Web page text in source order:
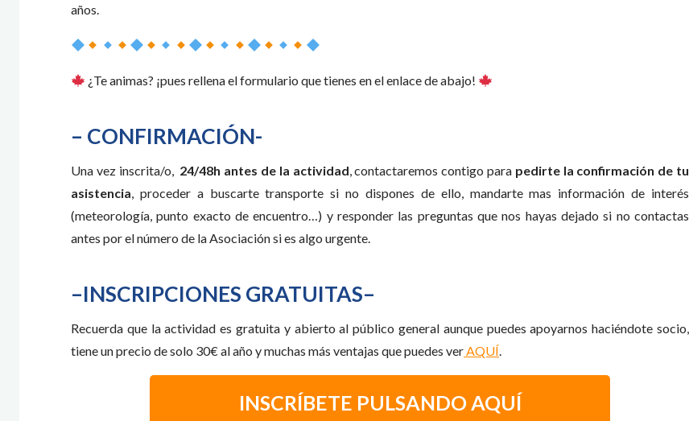
años.
¿Te animas? ¡pues rellena el formulario que tienes en el enlace de abajo!
– CONFIRMACIÓN-
Una vez inscrita/o, 24/48h antes de la actividad , contactaremos contigo parapedirte la confirmación de tu
asistencia , proceder a buscarte transporte si no dispones de ello, mandarte mas información de interés
(meteorología, punto exacto de encuentro…) y responder las preguntas que nos hayas dejado si no contactas
antes por el número de la Asociación si es algo urgente.
–INSCRIPCIONES GRATUITAS–
Recuerda que la actividad es gratuita y abierto al público general aunque puedes apoyarnos haciéndote socio,
tiene un precio de solo 30€ al año y muchas más ventajas que puedes ver AQUÍ
INSCRÍBETE PULSANDO AQUÍ